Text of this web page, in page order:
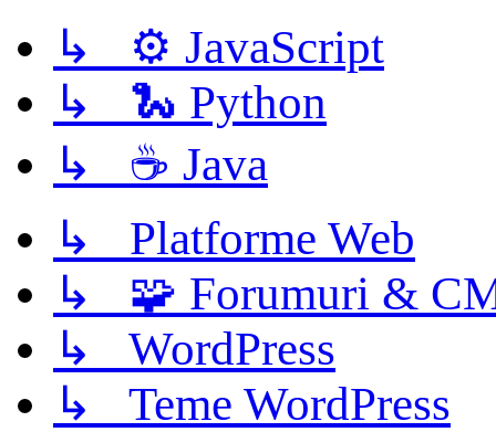
↳ ⚙️ JavaScript
↳ 🐍 Python
↳ ☕ Java
↳ Platforme Web
↳ 🧩 Forumuri &
↳ WordPress
↳ Teme WordPress